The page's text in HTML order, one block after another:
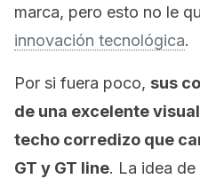
marca, pero esto no le
innovación tecnológica.
Por si fuera poco, sus
de una excelente
techo corredizo que
GT y GT line. La idea